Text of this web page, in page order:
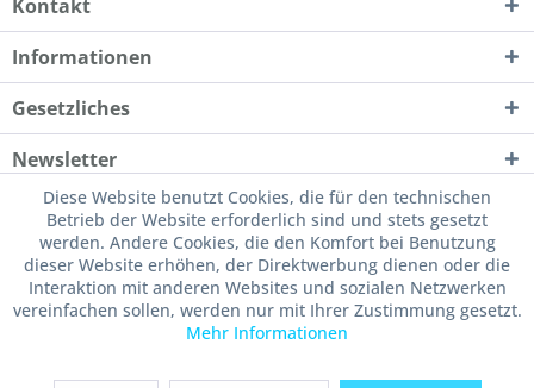
Kontakt
Informationen
Gesetzliches
Newsletter
Diese Website benutzt Cookies, die für den technischen
Betrieb der Website erforderlich sind und stets gesetzt
werden. Andere Cookies, die den Komfort bei Benutzung
dieser Website erhöhen, der Direktwerbung dienen oder die
Interaktion mit anderen Websites und sozialen Netzwerken
vereinfachen sollen, werden nur mit Ihrer Zustimmung gesetzt.
Mehr Informationen